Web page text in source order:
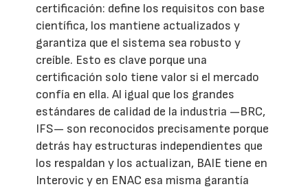
certificación: define los requisitos con base
científica, los mantiene actualizados y
garantiza que el sistema sea robusto y
creíble. Esto es clave porque una
certificación solo tiene valor si el mercado
confía en ella. Al igual que los grandes
estándares de calidad de la industria —BRC,
IFS— son reconocidos precisamente porque
detrás hay estructuras independientes que
los respaldan y los actualizan, BAIE tiene en
Interovic y en ENAC esa misma garantía